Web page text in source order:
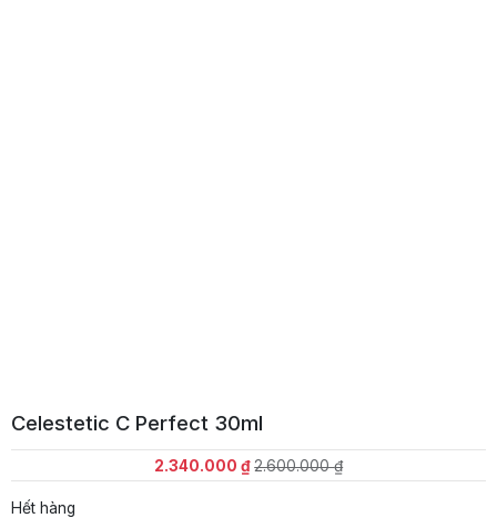
Celestetic C Perfect 30ml
2.600.000₫
Giá
gốc
2.340.000 ₫Giá
hiện
Hết hàng